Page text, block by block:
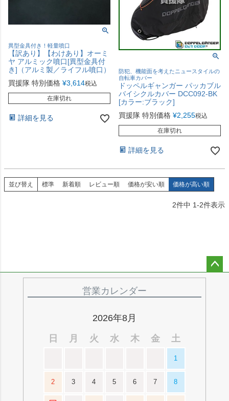
異型金具付き！軽量噴口
【訳あり】【わけあり】オーミ
ヤ アルミック噴口[異型金具付
き]（アルミ製／ライフル噴口）
買援隊 特別価格 ¥3,614税込
在庫切れ
詳細を見る
防犯、機能面を考えたニュースタイルの
自転車カバー
ドッペルギャンガー パッカブル
バイシクルカバー DCC092-BK
[カラー:ブラック]
買援隊 特別価格 ¥2,255税込
在庫切れ
詳細を見る
並び替え 標準 新着順 レビュー順 価格が安い順 価格が高い順
2件中 1-2件表示
営業カレンダー
2026年8月
日
月 火 水 木 金 土
1
2 3 4 5 6 7 8